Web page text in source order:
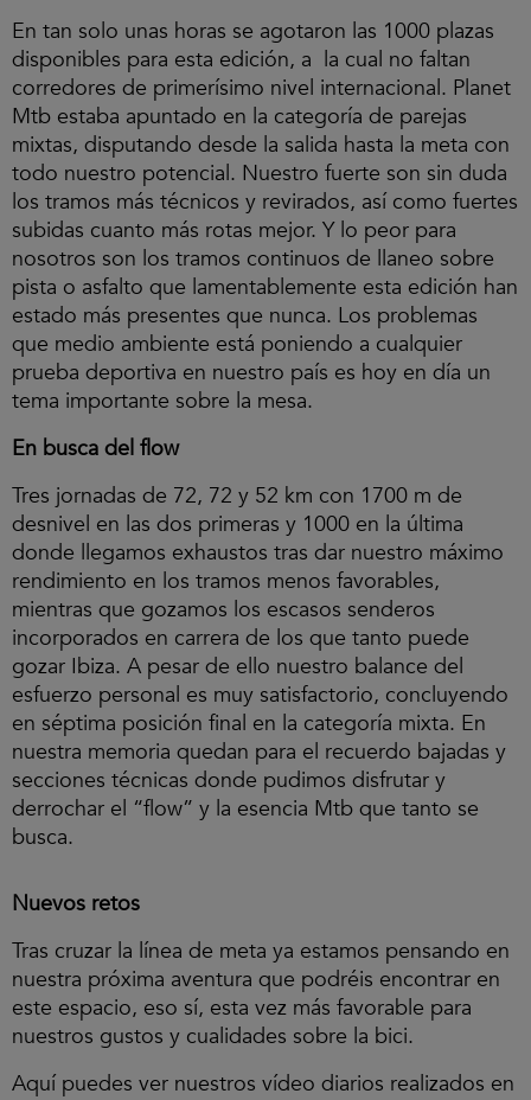
En tan solo unas horas se agotaron las 1000 plazas
disponibles para esta edición, a la cual no faltan
corredores de primerísimo nivel internacional. Planet
Mtb estaba apuntado en la categoría de parejas
mixtas, disputando desde la salida hasta la meta con
todo nuestro potencial. Nuestro fuerte son sin duda
los tramos más técnicos y revirados, así como fuertes
subidas cuanto más rotas mejor. Y lo peor para
nosotros son los tramos continuos de llaneo sobre
pista o asfalto que lamentablemente esta edición han
estado más presentes que nunca. Los problemas
que medio ambiente está poniendo a cualquier
prueba deportiva en nuestro país es hoy en día un
tema importante sobre la mesa.
En busca del flow
Tres jornadas de 72, 72 y 52 km con 1700 m de
desnivel en las dos primeras y 1000 en la última
donde llegamos exhaustos tras dar nuestro máximo
rendimiento en los tramos menos favorables,
mientras que gozamos los escasos senderos
incorporados en carrera de los que tanto puede
gozar Ibiza. A pesar de ello nuestro balance del
esfuerzo personal es muy satisfactorio, concluyendo
en séptima posición final en la categoría mixta. En
nuestra memoria quedan para el recuerdo bajadas y
secciones técnicas donde pudimos disfrutar y
derrochar el “flow” y la esencia Mtb que tanto se
busca.
Nuevos retos
Tras cruzar la línea de meta ya estamos pensando en
nuestra próxima aventura que podréis encontrar en
este espacio, eso sí, esta vez más favorable para
nuestros gustos y cualidades sobre la bici.
Aquí puedes ver nuestros vídeo diarios realizados en